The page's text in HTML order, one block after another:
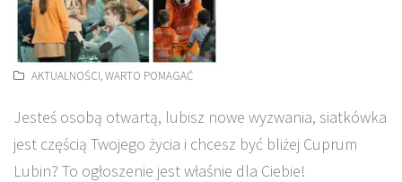
AKTUALNOŚCI,WARTO POMAGAĆ
Jesteś osobą otwartą, lubisz nowe wyzwania, siatkówka
jest częścią Twojego życia i chcesz być bliżej Cuprum
Lubin? To ogłoszenie jest właśnie dla Ciebie!